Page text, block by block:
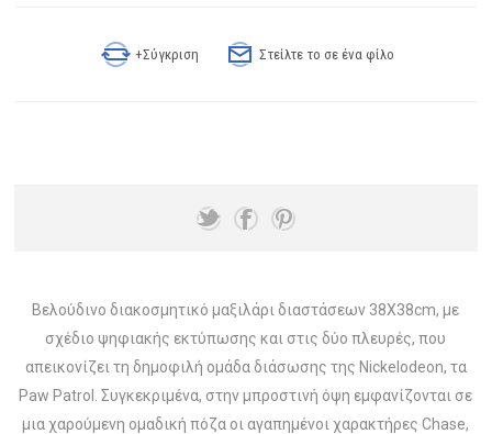
+Σύγκριση Στείλτε το σε ένα φίλο
Βελούδινο διακοσμητικό μαξιλάρι διαστάσεων 38X38cm, με
σχέδιο ψηφιακής εκτύπωσης και στις δύο πλευρές, που
απεικονίζει τη δημοφιλή ομάδα διάσωσης της Nickelodeon, τα
Paw Patrol. Συγκεκριμένα, στην μπροστινή όψη εμφανίζονται σε
μια χαρούμενη ομαδική πόζα οι αγαπημένοι χαρακτήρες Chase,